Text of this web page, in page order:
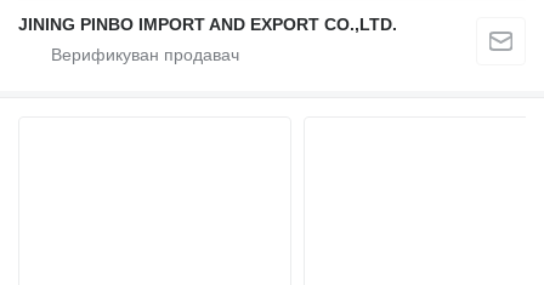
JINING PINBO IMPORT AND EXPORT CO.,LTD.